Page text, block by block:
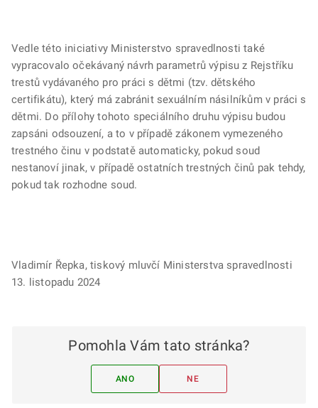
Vedle této iniciativy Ministerstvo spravedlnosti také
vypracovalo očekávaný návrh parametrů výpisu z Rejstříku
trestů vydávaného pro práci s dětmi (tzv. dětského
certifikátu), který má zabránit sexuálním násilníkům v práci s
dětmi. Do přílohy tohoto speciálního druhu výpisu budou
zapsáni odsouzení, a to v případě zákonem vymezeného
trestného činu v podstatě automaticky, pokud soud
nestanoví jinak, v případě ostatních trestných činů pak tehdy,
pokud tak rozhodne soud.
Vladimír Řepka, tiskový mluvčí Ministerstva spravedlnosti
13. listopadu 2024
Pomohla Vám tato stránka?
ANO NE